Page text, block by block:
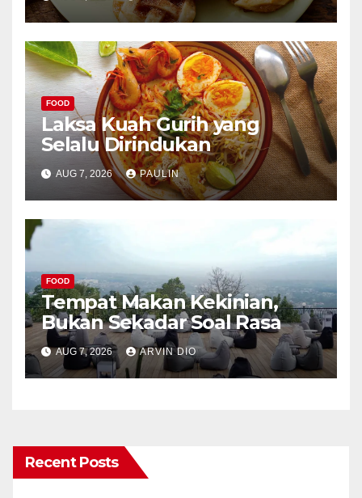
FOOD
Laksa Kuah Gurih yang
Selalu Dirindukan
AUG 7, 2026 PAULIN
FOOD
Tempat Makan Kekinian,
Bukan Sekadar Soal Rasa
AUG 7, 2026 ARVIN DIO
Recent Posts